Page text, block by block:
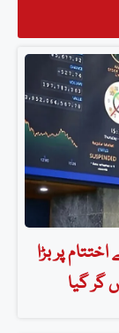
پر بڑا